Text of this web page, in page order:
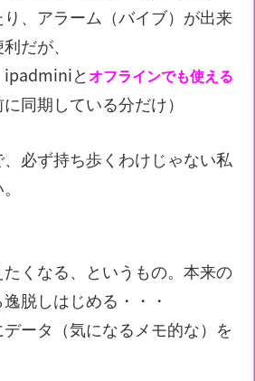
、アラーム（バイブ）が出来
だが、
ipadminiとオフラインでも使える
同期している分だけ）
必ず持ち歩くわけじゃない私
くなる、というもの。本来の
脱しはじめる・・・
ータ（気になるメモ的な）を